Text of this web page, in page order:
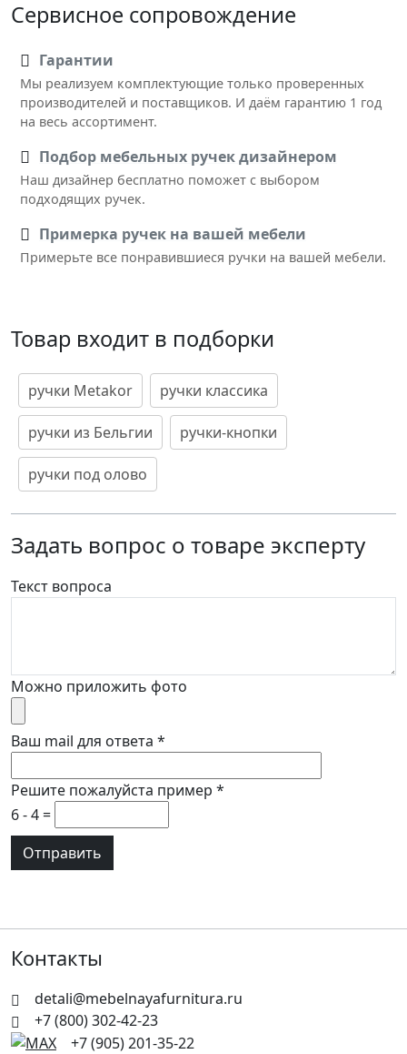
Сервисное сопровождение
Гарантии
Мы реализуем комплектующие только проверенных
производителей и поставщиков. И даём гарантию 1 год
на весь ассортимент.
Подбор мебельных ручек дизайнером
Наш дизайнер бесплатно поможет с выбором
подходящих ручек.
Примерка ручек на вашей мебели
Примерьте все понравившиеся ручки на вашей мебели.
Товар входит в подборки
ручки Metakor ручки классика
ручки из Бельгии ручки-кнопки
ручки под олово
Задать вопрос о товаре эксперту
Текст вопроса
Можно приложить фото
Ваш mail для ответа *
Решите пожалуйста пример *
6 - 4 =
Контакты
detali@mebelnayafurnitura.ru
+7 (800) 302-42-23
+7 (905) 201-35-22